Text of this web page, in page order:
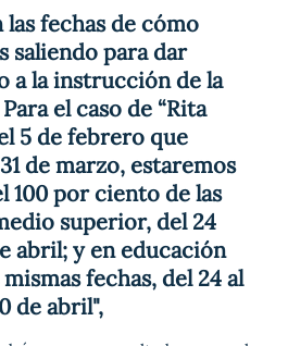
las fechas de cómo
saliendo para dar
a la instrucción de la
el caso de “Rita
5 de febrero que
de marzo, estaremos
100 por ciento de las
superior, del 24
abril; y en educación
fechas, del 24 al
de abril",